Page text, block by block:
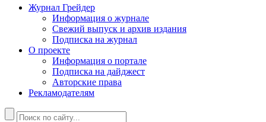
Журнал Грейдер
Информация о журнале
Свежий выпуск и архив издания
Подписка на журнал
О проекте
Информация о портале
Подписка на дайджест
Авторские права
Рекламодателям